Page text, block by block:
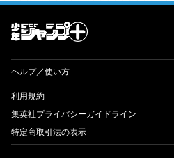
才能溢れる投稿作が読み放
ヘルプ／使い方
利用規約
集英社プライバシーガイドライン
特定商取引法の表示